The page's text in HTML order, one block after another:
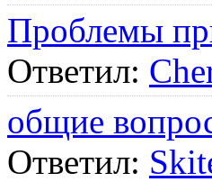
Проблемы
Ответил:
общие
Ответил: